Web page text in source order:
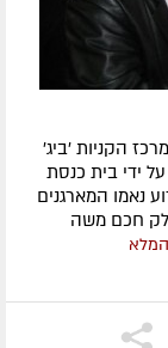
הקניות 'ביג'
ידי בית כנסת
נאמו המארגנים
חכם משה